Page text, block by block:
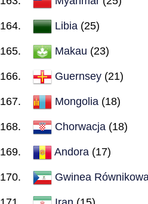
Libia (25)
Makau (23)
Guernsey (21)
Mongolia (18)
Chorwacja (18)
Andora (17)
Gwinea